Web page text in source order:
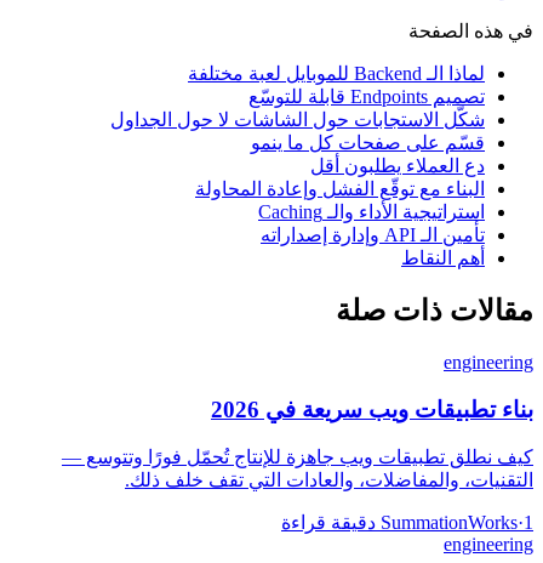
في هذه الصفحة
لماذا الـ Backend للموبايل لعبة مختلفة
تصميم Endpoints قابلة للتوسّع
شكّل الاستجابات حول الشاشات لا حول الجداول
قسّم على صفحات كل ما ينمو
دع العملاء يطلبون أقل
البناء مع توقّع الفشل وإعادة المحاولة
استراتيجية الأداء والـ Caching
تأمين الـ API وإدارة إصداراته
أهم النقاط
مقالات ذات صلة
engineering
بناء تطبيقات ويب سريعة في 2026
كيف نطلق تطبيقات ويب جاهزة للإنتاج تُحمّل فورًا وتتوسع —
التقنيات، والمفاضلات، والعادات التي تقف خلف ذلك.
SummationWorks·1 دقيقة قراءة
engineering